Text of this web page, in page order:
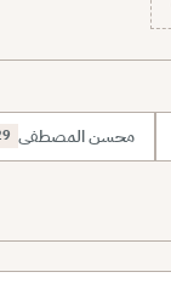
محسن المصطفى